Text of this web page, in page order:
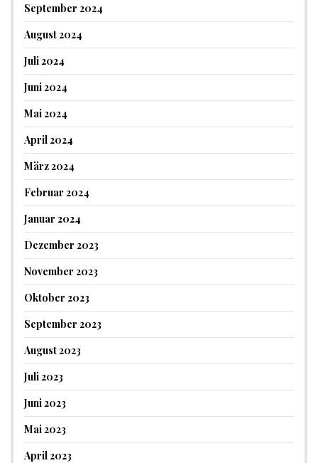
September 2024
August 2024
Juli 2024
Juni 2024
Mai 2024
April 2024
März 2024
Februar 2024
Januar 2024
Dezember 2023
November 2023
Oktober 2023
September 2023
August 2023
Juli 2023
Juni 2023
Mai 2023
April 2023